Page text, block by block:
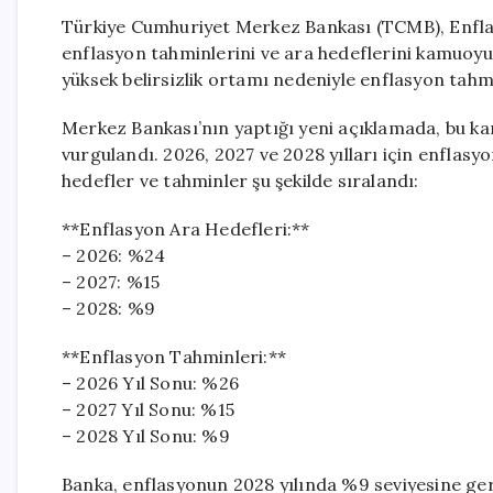
Türkiye Cumhuriyet Merkez Bankası (TCMB),
enflasyon tahminlerini ve ara hedeflerini
yüksek belirsizlik ortamı nedeniyle enflasyon
Merkez Bankası’nın yaptığı yeni açıklamada, bu
vurgulandı. 2026, 2027 ve 2028 yılları için
hedefler ve tahminler şu şekilde sıralandı:
**Enflasyon Ara Hedefleri:**
– 2026: %24
– 2027: %15
– 2028: %9
**Enflasyon Tahminleri:**
– 2026 Yıl Sonu: %26
– 2027 Yıl Sonu: %15
– 2028 Yıl Sonu: %9
Banka, enflasyonun 2028 yılında %9 seviyesine